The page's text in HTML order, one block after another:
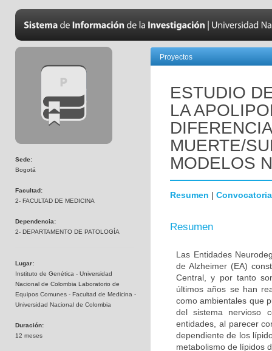
Sede:
Bogotá
Facultad:
2- FACULTAD DE MEDICINA
Dependencia:
2- DEPARTAMENTO DE PATOLOGÍA
Lugar:
Instituto de Genética - Universidad
Nacional de Colombia Laboratorio de
Equipos Comunes - Facultad de Medicina -
Universidad Nacional de Colombia
Duración:
12 meses
Proyectos
ESTUDIO
LA
MUERTE/
MODELOS
Resumen | Convocatoria
Resumen
Las Entidades
de Alzheimer (EA)
Central, y por tanto
últimos años se han
como ambientales que
del sistema nervioso
entidades, al parecer
dependiente de los
metabolismo de lípidos